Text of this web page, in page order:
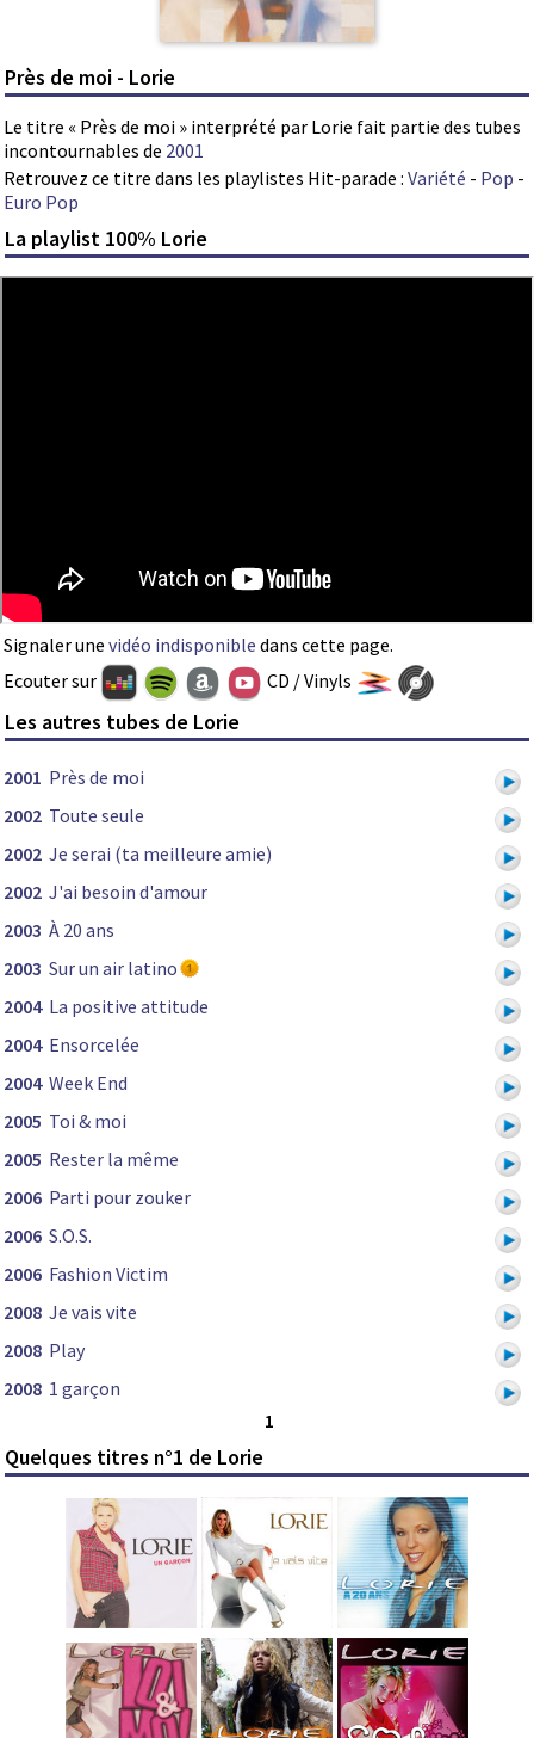
Près de moi - Lorie
Le titre « Près de moi » interprété par Lorie fait partie des tubes
incontournables de 2001
Retrouvez ce titre dans les playlistes Hit-parade : Variété - Pop -
Euro Pop
La playlist 100% Lorie
Signaler une vidéo indisponible dans cette page.
Ecouter sur
CD / Vinyls
Les autres tubes de Lorie
2001 Près de moi
2002 Toute seule
2002 Je serai (ta meilleure amie)
2002 J'ai besoin d'amour
2003 À 20 ans
2003 Sur un air latino
2004 La positive attitude
2004 Ensorcelée
2004 Week End
2005 Toi & moi
2005 Rester la même
2006 Parti pour zouker
2006 S.O.S.
2006 Fashion Victim
2008 Je vais vite
2008 Play
2008 1 garçon
1
Quelques titres n°1 de Lorie